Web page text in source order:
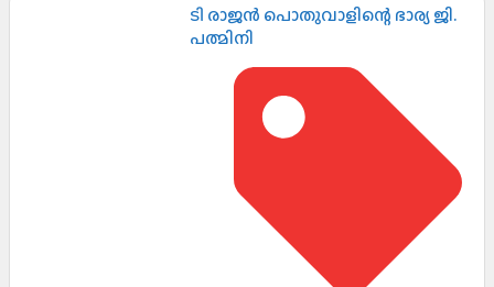
ടി രാജൻ പൊതുവാളിന്റെ ഭാര്യ ജി.
പത്മിനി